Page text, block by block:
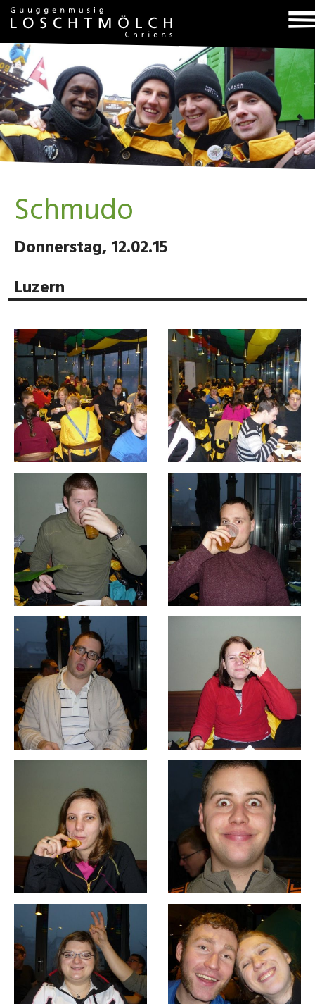
Schmudo
Donnerstag, 12.02.15
Luzern